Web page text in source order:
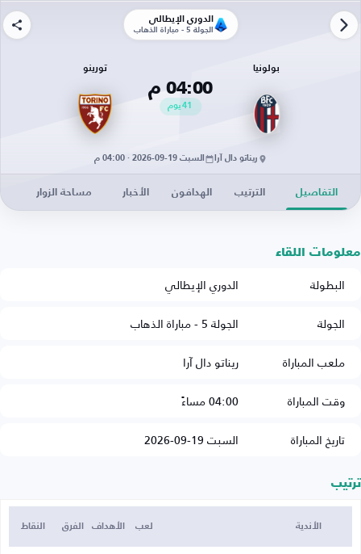
الدوري الإيطالي
الجولة 5 - مباراة الذهاب
بولونيا
04:00 م
41يوم
تورينو
ريناتو دال آرا السبت 19-09-2026 · 04:00 م
التفاصيل الترتيب الهدافون الأخبار مساحة الزوار
معلومات اللقاء
البطولة
الدوري الإيطالي
الجولة
الجولة 5 - مباراة الذهاب
ملعب المباراة
ريناتو دال آرا
وقت المباراة
04:00 مساءً
تاريخ المباراة
السبت 19-09-2026
ترتيب
الأندية لعب الأهداف الفرق النقاط